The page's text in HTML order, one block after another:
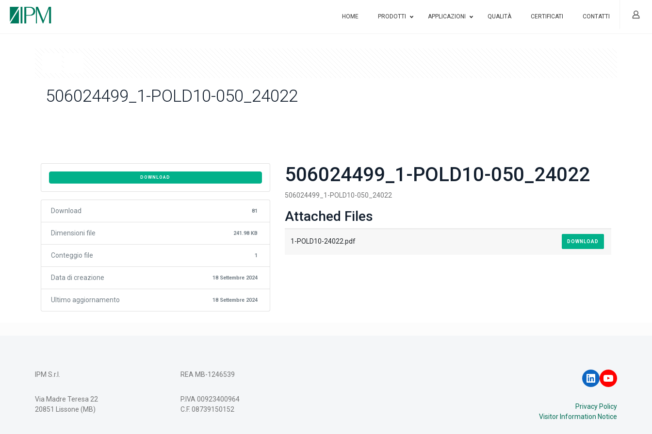
HOME PRODOTTI APPLICAZIONI QUALITÀ CERTIFICATI CONTATTI
506024499_1-POLD10-050_24022
DOWNLOAD
Download 81
Dimensioni file 241.98 KB
Conteggio file 1
Data di creazione 18 Settembre 2024
Ultimo aggiornamento 18 Settembre 2024
506024499_1-POLD10-050_24022
506024499_1-POLD10-050_24022
Attached Files
1-POLD10-24022.pdf DOWNLOAD
IPM S.r.l.
Via Madre Teresa 22
20851 Lissone (MB)
REA MB-1246539
P.IVA 00923400964
C.F. 08739150152
LinkedIn
YouTube
Privacy Policy
Visitor Information Notice